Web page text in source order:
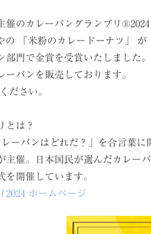
催のカレーパングランプリ®2024
「米粉のカレードーナツ」 が
部門で金賞を受賞いたしました。
ーパンを販売しております。
ださい。
とは？
レーパンはどれだ？」を合言葉
主催。日本国民が選んだカレー
を開催しています。
2024 ホームページ